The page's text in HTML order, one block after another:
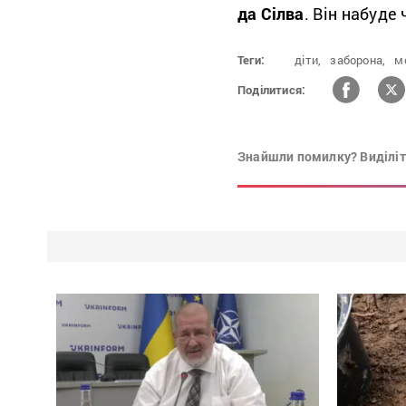
да Сілва. Він набуде
Теги: діти, заборона,
Поділитися:
Знайшли помилку?